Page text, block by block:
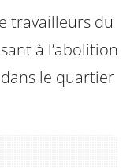
travailleurs du
à l’abolition
le quartier